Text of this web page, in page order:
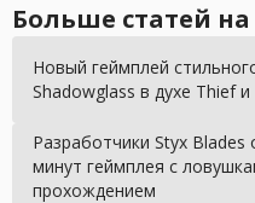
Больше статей на
Новый геймплей
Shadowglass в духе Thief и
Разработчики Styx Blades
минут геймплея с
прохождением